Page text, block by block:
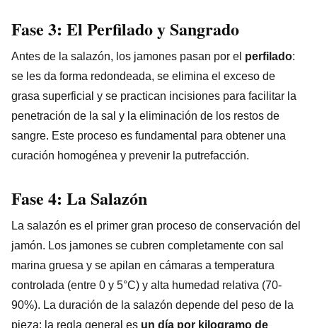
Fase 3: El Perfilado y Sangrado
Antes de la salazón, los jamones pasan por el perfilado:
se les da forma redondeada, se elimina el exceso de
grasa superficial y se practican incisiones para facilitar la
penetración de la sal y la eliminación de los restos de
sangre. Este proceso es fundamental para obtener una
curación homogénea y prevenir la putrefacción.
Fase 4: La Salazón
La salazón es el primer gran proceso de conservación del
jamón. Los jamones se cubren completamente con sal
marina gruesa y se apilan en cámaras a temperatura
controlada (entre 0 y 5°C) y alta humedad relativa (70-
90%). La duración de la salazón depende del peso de la
pieza: la regla general es un día por kilogramo de